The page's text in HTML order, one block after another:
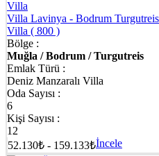
Villa Lavinya - Bodrum
Villa ( 800 )
Bölge :
Muğla / Bodrum / Turgutreis
Emlak Türü :
Deniz Manzaralı Villa
Oda Sayısı :
6
Kişi Sayısı :
12
52.130₺ - 159.133₺İncele